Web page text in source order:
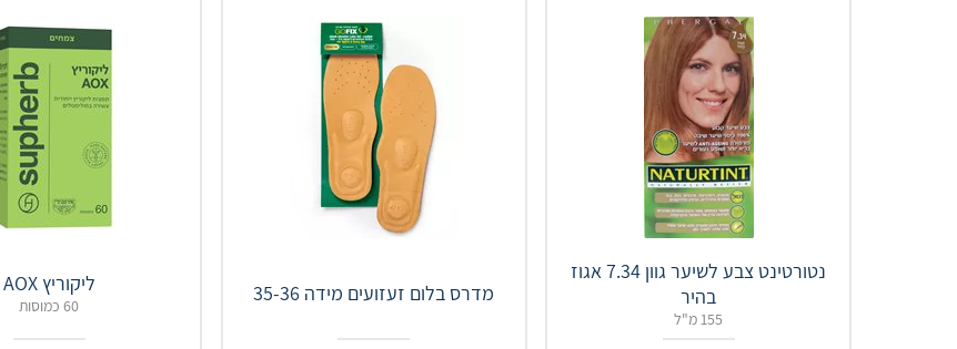
נטורטינט צבע לשיער גוון 7.34 אגוז
בהיר
155 מ"ל
מדרס בלום זעזועים מידה 35-36 ליקוריץ AOX
60 כמוסות